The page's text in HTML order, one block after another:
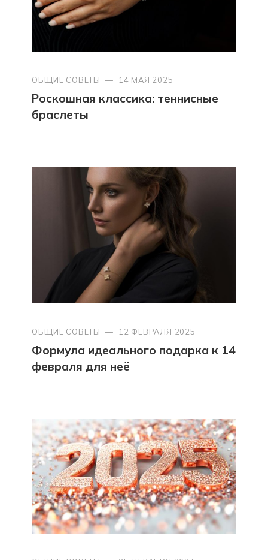
ОБЩИЕ СОВЕТЫ — 14 МАЯ 2025
Роскошная классика: теннисные
браслеты
ОБЩИЕ СОВЕТЫ — 12 ФЕВРАЛЯ 2025
Формула идеального подарка к 14
февраля для неё